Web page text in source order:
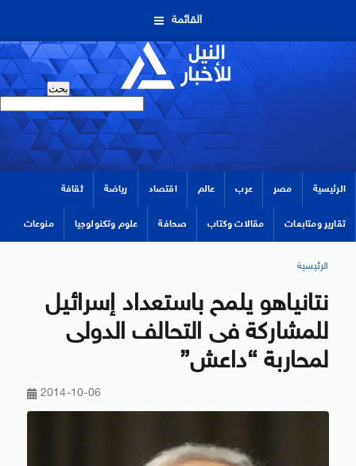
القائمة
الرئيسية مصر عرب عالم اقتصاد رياضة ثقافة
تقارير ومتابعات مقالات وكتاب صحافة علوم وتكنولوجيا منوعات
الرئيسية
نتانياهو يلمح باستعداد إسرائيل
للمشاركة فى التحالف الدولى
لمحاربة “داعش”
2014-10-06